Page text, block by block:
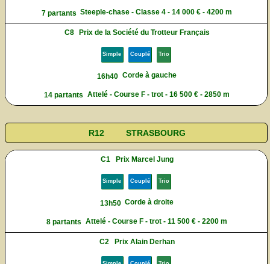
7 partants Steeple-chase - Classe 4 - 14 000 € - 4200 m
C8 Prix de la Société du Trotteur Français
Simple Couplé Trio
16h40 Corde à gauche
14 partants Attelé - Course F - trot - 16 500 € - 2850 m
R12 STRASBOURG
C1 Prix Marcel Jung
Simple Couplé Trio
13h50 Corde à droite
8 partants Attelé - Course F - trot - 11 500 € - 2200 m
C2 Prix Alain Derhan